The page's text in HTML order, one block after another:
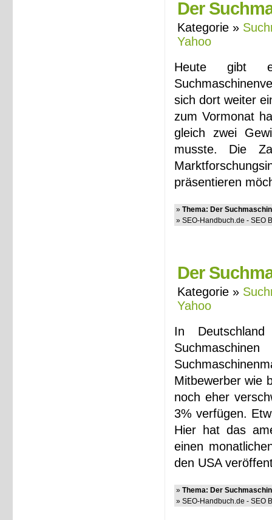
Der
Kategorie »
Yahoo
Heute gibt
sich dort weiter
zum Vormonat
gleich zwei
musste. Die
präsentieren
» Thema: Der
» SEO-Handbuch.de - SEO
Der
Kategorie »
Yahoo
In
Mitbewerber wie
noch eher
3% verfügen.
Hier hat das
einen
den USA
» Thema: Der
» SEO-Handbuch.de - SEO